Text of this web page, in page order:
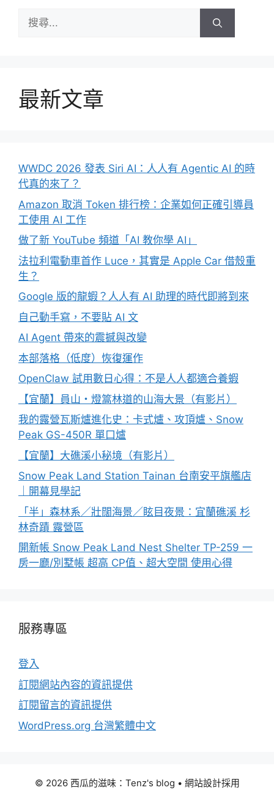
尋:
最新文章
WWDC 2026 發表 Siri AI：人人有 Agentic AI 的時
代真的來了？
Amazon 取消 Token 排行榜：企業如何正確引導員
工使用 AI 工作
做了新 YouTube 頻道「AI 教你學 AI」
法拉利電動車首作 Luce，其實是 Apple Car 借殼重
生？
Google 版的龍蝦？人人有 AI 助理的時代即將到來
自己動手寫，不要貼 AI 文
AI Agent 帶來的震撼與改變
本部落格（低度）恢復運作
OpenClaw 試用數日心得：不是人人都適合養蝦
【宜蘭】員山・燈篙林道的山海大景（有影片）
我的露營瓦斯爐進化史：卡式爐、攻頂爐、Snow
Peak GS-450R 單口爐
【宜蘭】大礁溪小秘境（有影片）
Snow Peak Land Station Tainan 台南安平旗艦店
｜開幕見學記
「半」森林系／壯闊海景／眩目夜景：宜蘭礁溪 杉
林奇蹟 露營區
開新帳 Snow Peak Land Nest Shelter TP-259 一
房一廳/別墅帳 超高 CP值、超大空間 使用心得
服務專區
登入
訂閱網站內容的資訊提供
訂閱留言的資訊提供
WordPress.org 台灣繁體中文
© 2026 西瓜的滋味：Tenz's blog • 網站設計採用